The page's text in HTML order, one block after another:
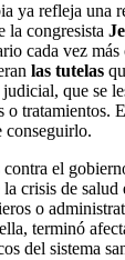
ya refleja una
la congresista
cada vez
las tutelas
que se
tratamientos.
conseguirlo.
el
crisis de
o
terminó
del sistema